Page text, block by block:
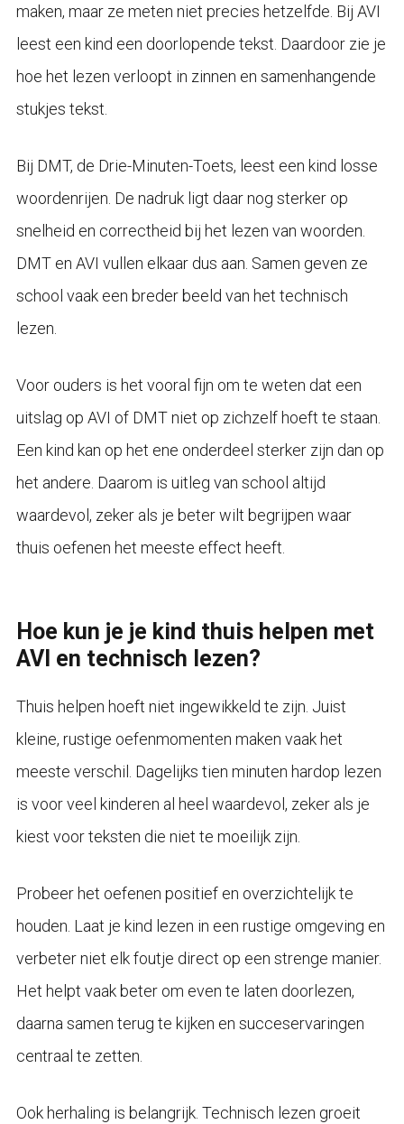
maken, maar ze meten niet precies hetzelfde. Bij AVI
leest een kind een doorlopende tekst. Daardoor zie je
hoe het lezen verloopt in zinnen en samenhangende
stukjes tekst.
Bij DMT, de Drie-Minuten-Toets, leest een kind losse
woordenrijen. De nadruk ligt daar nog sterker op
snelheid en correctheid bij het lezen van woorden.
DMT en AVI vullen elkaar dus aan. Samen geven ze
school vaak een breder beeld van het technisch
lezen.
Voor ouders is het vooral fijn om te weten dat een
uitslag op AVI of DMT niet op zichzelf hoeft te staan.
Een kind kan op het ene onderdeel sterker zijn dan op
het andere. Daarom is uitleg van school altijd
waardevol, zeker als je beter wilt begrijpen waar
thuis oefenen het meeste effect heeft.
Hoe kun je je kind thuis helpen met
AVI en technisch lezen?
Thuis helpen hoeft niet ingewikkeld te zijn. Juist
kleine, rustige oefenmomenten maken vaak het
meeste verschil. Dagelijks tien minuten hardop lezen
is voor veel kinderen al heel waardevol, zeker als je
kiest voor teksten die niet te moeilijk zijn.
Probeer het oefenen positief en overzichtelijk te
houden. Laat je kind lezen in een rustige omgeving en
verbeter niet elk foutje direct op een strenge manier.
Het helpt vaak beter om even te laten doorlezen,
daarna samen terug te kijken en succeservaringen
centraal te zetten.
Ook herhaling is belangrijk. Technisch lezen groeit